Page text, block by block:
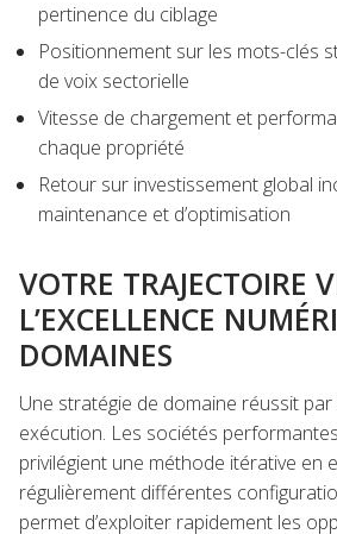
pertinence du ciblage
Positionnement sur les mots-clés
de voix sectorielle
Vitesse de chargement et
chaque propriété
Retour sur investissement global
maintenance et d’optimisation
VOTRE TRAJECTOIRE
L’EXCELLENCE
DOMAINES
Une stratégie de domaine réussit par
exécution. Les sociétés
privilégient une méthode itérative en
régulièrement différentes
permet d’exploiter rapidement les